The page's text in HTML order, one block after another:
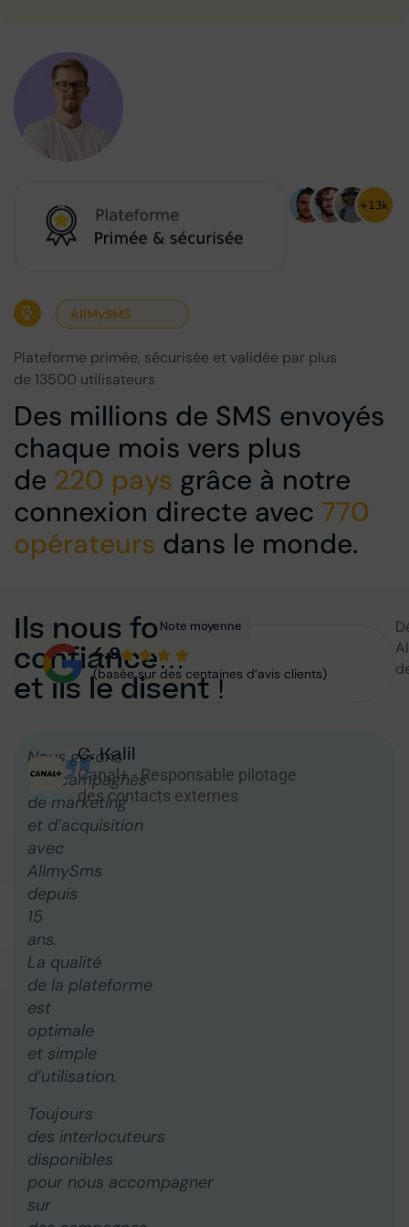
AllMySMS
Plateforme primée, sécurisée et validée par plus
de 13500 utilisateurs
Des millions de SMS envoyés
chaque mois vers plus
de 220 pays grâce à notre
connexion directe avec 770
opérateurs dans le monde.
Ils nous font
confiance…
et ils le disent !
Note moyenne
4.9
(basée sur des centaines d’avis clients)
Nous gérons
nos campagnes
de marketing
et d’acquisition
avec
AllmySms
depuis
15
ans.
La qualité
de la plateforme
est
optimale
et simple
d’utilisation.
Toujours
des interlocuteurs
disponibles
pour nous accompagner
sur
C. Kalil
Canal+ - Responsable pilotage
des contacts externes